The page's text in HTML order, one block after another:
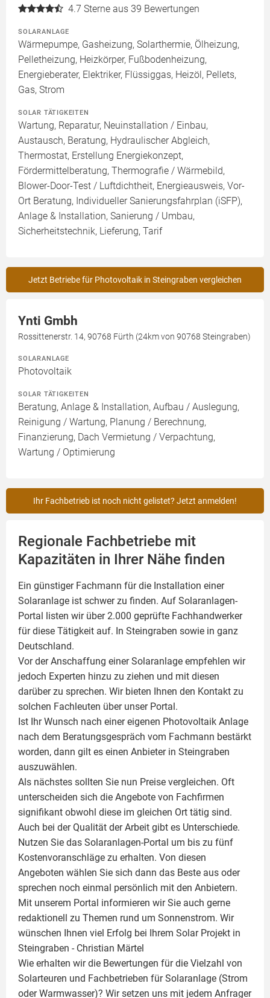
4.7 Sterne aus 39 Bewertungen
SOLARANLAGE
Wärmepumpe, Gasheizung, Solarthermie, Ölheizung,
Pelletheizung, Heizkörper, Fußbodenheizung,
Energieberater, Elektriker, Flüssiggas, Heizöl, Pellets,
Gas, Strom
SOLAR TÄTIGKEITEN
Wartung, Reparatur, Neuinstallation / Einbau,
Austausch, Beratung, Hydraulischer Abgleich,
Thermostat, Erstellung Energiekonzept,
Fördermittelberatung, Thermografie / Wärmebild,
Blower-Door-Test / Luftdichtheit, Energieausweis, Vor-
Ort Beratung, Individueller Sanierungsfahrplan (iSFP),
Anlage & Installation, Sanierung / Umbau,
Sicherheitstechnik, Lieferung, Tarif
Jetzt Betriebe für Photovoltaik in Steingraben vergleichen
Ynti Gmbh
Rossittenerstr. 14, 90768 Fürth (24km von 90768 Steingraben)
SOLARANLAGE
Photovoltaik
SOLAR TÄTIGKEITEN
Beratung, Anlage & Installation, Aufbau / Auslegung,
Reinigung / Wartung, Planung / Berechnung,
Finanzierung, Dach Vermietung / Verpachtung,
Wartung / Optimierung
Ihr Fachbetrieb ist noch nicht gelistet? Jetzt anmelden!
Regionale Fachbetriebe mit
Kapazitäten in Ihrer Nähe finden
Ein günstiger Fachmann für die Installation einer
Solaranlage ist schwer zu finden. Auf Solaranlagen-
Portal listen wir über 2.000 geprüfte Fachhandwerker
für diese Tätigkeit auf. In Steingraben sowie in ganz
Deutschland.
Vor der Anschaffung einer Solaranlage empfehlen wir
jedoch Experten hinzu zu ziehen und mit diesen
darüber zu sprechen. Wir bieten Ihnen den Kontakt zu
solchen Fachleuten über unser Portal.
Ist Ihr Wunsch nach einer eigenen Photovoltaik Anlage
nach dem Beratungsgespräch vom Fachmann bestärkt
worden, dann gilt es einen Anbieter in Steingraben
auszuwählen.
Als nächstes sollten Sie nun Preise vergleichen. Oft
unterscheiden sich die Angebote von Fachfirmen
signifikant obwohl diese im gleichen Ort tätig sind.
Auch bei der Qualität der Arbeit gibt es Unterschiede.
Nutzen Sie das Solaranlagen-Portal um bis zu fünf
Kostenvoranschläge zu erhalten. Von diesen
Angeboten wählen Sie sich dann das Beste aus oder
sprechen noch einmal persönlich mit den Anbietern.
Mit unserem Portal informieren wir Sie auch gerne
redaktionell zu Themen rund um Sonnenstrom. Wir
wünschen Ihnen viel Erfolg bei Ihrem Solar Projekt in
Steingraben - Christian Märtel
Wie erhalten wir die Bewertungen für die Vielzahl von
Solarteuren und Fachbetrieben für Solaranlage (Strom
oder Warmwasser)? Wir setzen uns mit jedem Anfrager